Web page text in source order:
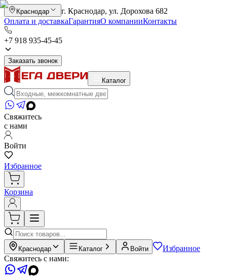
Краснодар
г. Краснодар, ул. Дорохова 682
Оплата и доставкаГарантияО компанииКонтакты
+7 918 935-45-45
Заказать звонок
Каталог
Свяжитесь
с нами
Войти
Избранное
Корзина
Краснодар Каталог Войти
Избранное
Свяжитесь с нами: